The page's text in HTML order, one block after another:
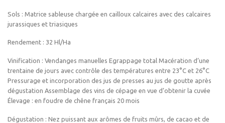
Sols : Matrice sableuse chargée en cailloux calcaires avec des calcaires
jurassiques et triasiques
Rendement : 32 Hl/Ha
Vinification : Vendanges manuelles Egrappage total Macération d’une
trentaine de jours avec contrôle des températures entre 23°C et 26°C
Pressurage et incorporation des jus de presses au jus de goutte après
dégustation Assemblage des vins de cépage en vue d’obtenir la cuvée
Élevage : en foudre de chêne français 20 mois
Dégustation : Nez puissant aux arômes de fruits mûrs, de cacao et de